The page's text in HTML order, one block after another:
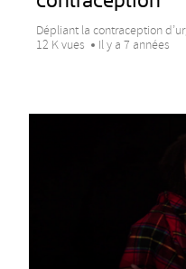
Dépliant la contraception
12 K vues
Il y a 7 années